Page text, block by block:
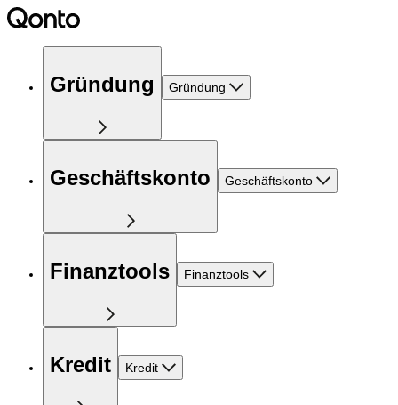
Gründung Gründung
Geschäftskonto Geschäftskonto
Finanztools Finanztools
Kredit Kredit